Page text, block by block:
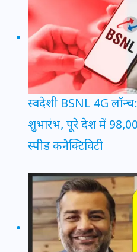
स्वदेशी BSNL 4G
शुभारंभ, पूरे देश में
स्पीड कनेक्टिविटी